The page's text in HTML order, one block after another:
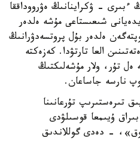
ءبىرى - ۋكراينانىڭ ەۋرووداققا
شىعىستاعى مۇشە ەلدەر
ەلدەر بۇل پروتسەدۋرانىڭ
العا تارتۋدا. كەزەكتە
تۇر، ولار مۇشەلىكتىڭ
نارسە جاساعان.
تىرەستىرىپ تۇرعانىنا
ۇيىمعا قوسىلۋدى
- دەدى گوللاندىق